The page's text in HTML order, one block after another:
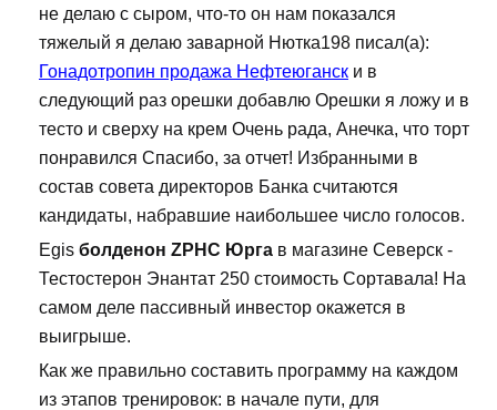
не делаю с сыром, что-то он нам показался
тяжелый я делаю заварной Нютка198 писал(а):
Гонадотропин продажа Нефтеюганск и в
следующий раз орешки добавлю Орешки я ложу и в
тесто и сверху на крем Очень рада, Анечка, что торт
понравился Спасибо, за отчет! Избранными в
состав совета директоров Банка считаются
кандидаты, набравшие наибольшее число голосов.
Egis болденон ZPHC Юрга в магазине Северск -
Тестостерон Энантат 250 стоимость Сортавала! На
самом деле пассивный инвестор окажется в
выигрыше.
Как же правильно составить программу на каждом
из этапов тренировок: в начале пути, для